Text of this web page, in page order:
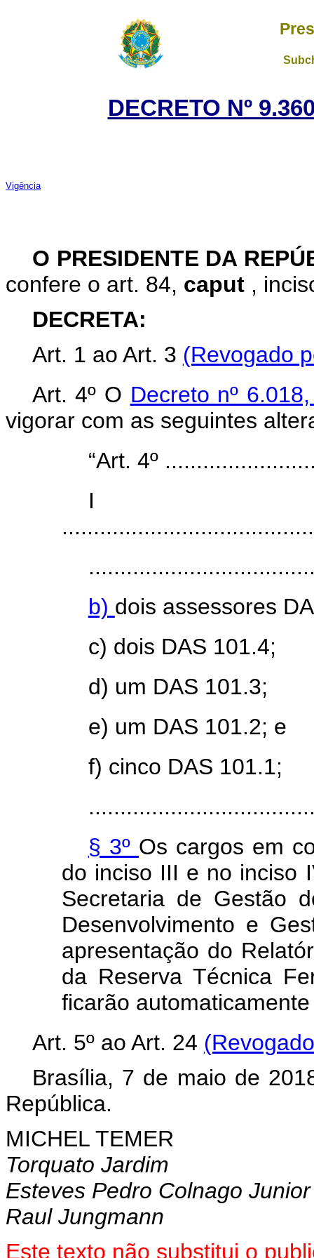
DECRETO Nº
Vigência
O PRESIDENTE DA
confere o art. 84, caput ,
DECRETA:
Art. 1 ao Art. 3 (Revogado
Art. 4º O Decreto nº
vigorar com as seguintes
“Art. 4º
I
b) dois assessores
c) dois DAS 101.4;
d) um DAS 101.3;
e) um DAS 101.2; e
f) cinco DAS 101.1;
§ 3º Os cargos em
do inciso III e no inciso
Secretaria de Gestão
Desenvolvimento e
apresentação do
da Reserva Técnica
ficarão
Art. 5º ao Art. 24
Brasília, 7 de maio de
República.
MICHEL TEMER
Torquato Jardim
Esteves Pedro Colnago Junior
Raul Jungmann
Este texto não substitui o